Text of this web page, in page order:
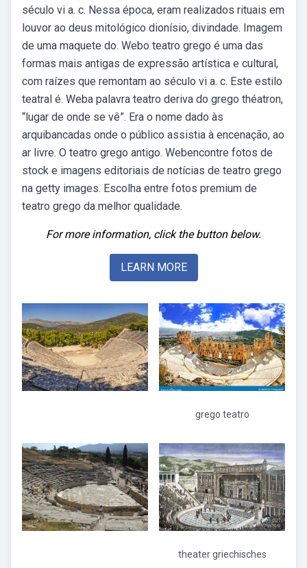
século vi a. c. Nessa época, eram realizados rituais em
louvor ao deus mitológico dionísio, divindade. Imagem
de uma maquete do. Webo teatro grego é uma das
formas mais antigas de expressão artística e cultural,
com raízes que remontam ao século vi a. c. Este estilo
teatral é. Weba palavra teatro deriva do grego théatron,
“lugar de onde se vê”. Era o nome dado às
arquibancadas onde o público assistia à encenação, ao
ar livre. O teatro grego antigo. Webencontre fotos de
stock e imagens editoriais de notícias de teatro grego
na getty images. Escolha entre fotos premium de
teatro grego da melhor qualidade.
For more information, click the button below.
LEARN MORE
grego teatro
theater griechisches